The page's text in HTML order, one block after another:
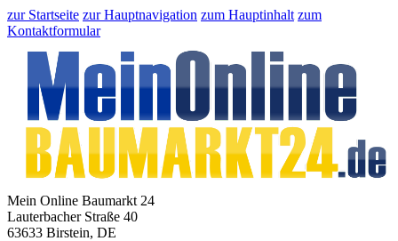
zur Startseite zur Hauptnavigation zum Hauptinhalt zum
Kontaktformular
Mein Online Baumarkt 24
Lauterbacher Straße 40
63633 Birstein, DE